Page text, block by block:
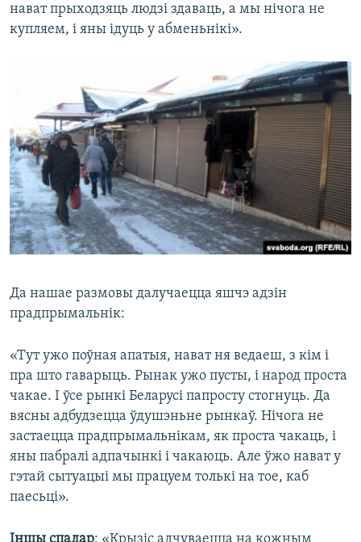
нават прыходзяць людзі здаваць, а мы нічога не
купляем, і яны ідуць у абменьнікі».
Да нашае размовы далучаецца яшчэ адзін
прадпрымальнік:
«Тут ужо поўная апатыя, нават ня ведаеш, з кім і
пра што гаварыць. Рынак ужо пусты, і народ проста
чакае. І ўсе рынкі Беларусі папросту стогнуць. Да
вясны адбудзецца ўдушэньне рынкаў. Нічога не
застаецца прадпрымальнікам, як проста чакаць, і
яны пабралі адпачынкі і чакаюць. Але ўжо нават у
гэтай сытуацыі мы працуем толькі на тое, каб
паесьці».